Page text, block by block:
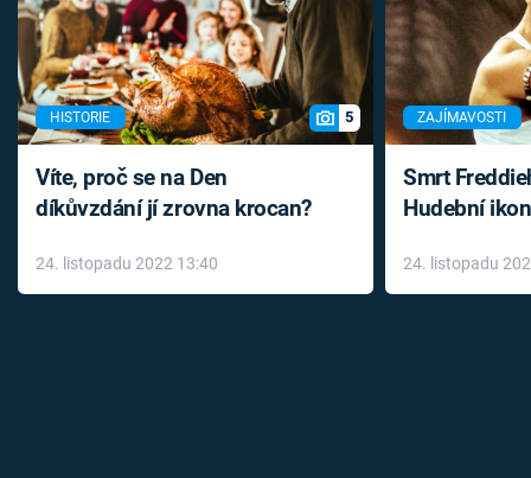
HISTORIE 5
Víte, proč se na Den
díkůvzdání jí zrovna krocan?
24. listopadu 2022 13:40
ZAJÍMAVOSTI
Smrt
Hudební
léky
24. listopadu